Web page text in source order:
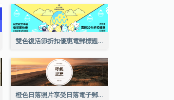
雙色復活節折扣優惠電郵標題
橙色日落照片享受日落電子郵件標題